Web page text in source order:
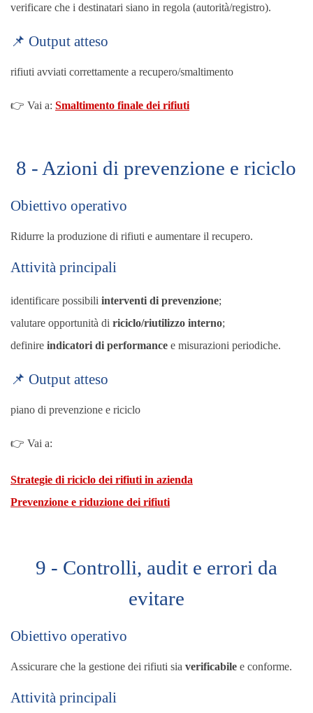
verificare che i destinatari siano in regola (autorità/registro).
📌 Output atteso
rifiuti avviati correttamente a recupero/smaltimento
👉 Vai a: Smaltimento finale dei rifiuti
8 - Azioni di prevenzione e riciclo
Obiettivo operativo
Ridurre la produzione di rifiuti e aumentare il recupero.
Attività principali
identificare possibili interventi di prevenzione;
valutare opportunità di riciclo/riutilizzo interno;
definire indicatori di performance e misurazioni periodiche.
📌 Output atteso
piano di prevenzione e riciclo
👉 Vai a:
Strategie di riciclo dei rifiuti in azienda
Prevenzione e riduzione dei rifiuti
9 - Controlli, audit e errori da
evitare
Obiettivo operativo
Assicurare che la gestione dei rifiuti sia verificabile e conforme.
Attività principali